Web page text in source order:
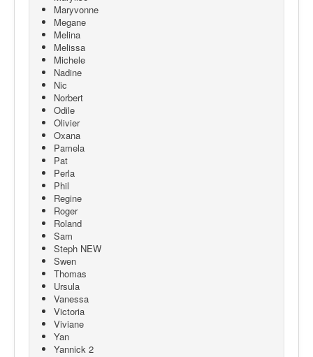
Maryvonne
Megane
Melina
Melissa
Michele
Nadine
Nic
Norbert
Odile
Olivier
Oxana
Pamela
Pat
Perla
Phil
Regine
Roger
Roland
Sam
Steph NEW
Swen
Thomas
Ursula
Vanessa
Victoria
Viviane
Yan
Yannick 2